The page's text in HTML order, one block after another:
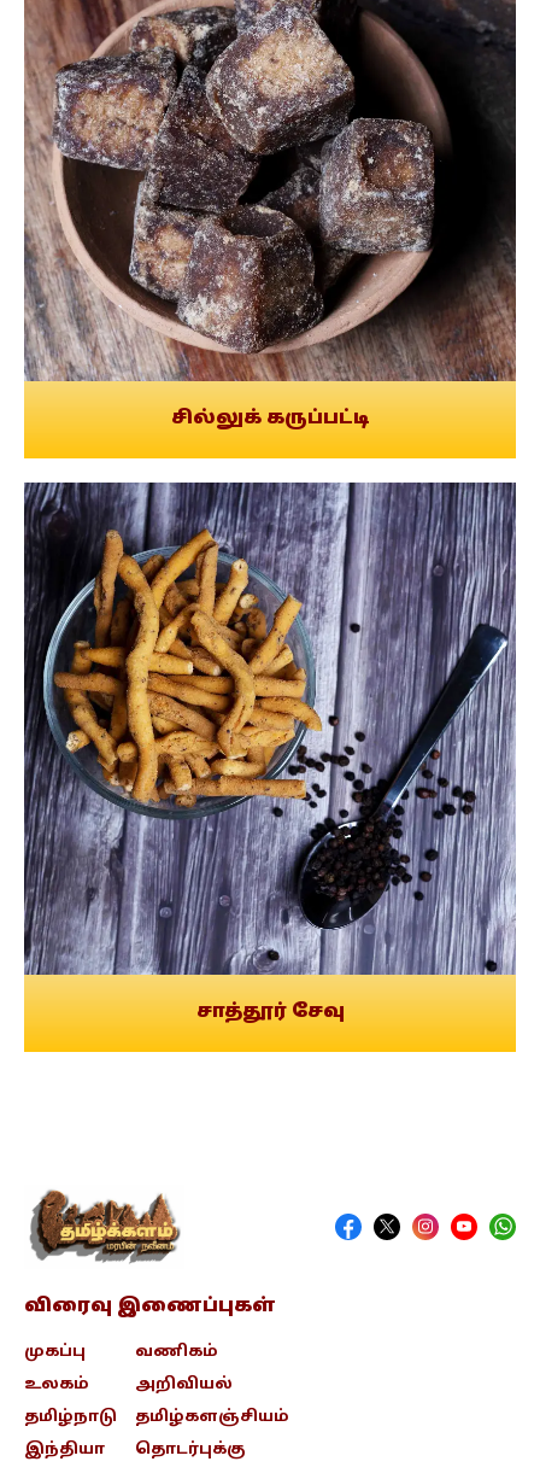
சில்லுக் கருப்பட்டி
சாத்தூர் சேவு
விரைவு இணைப்புகள்
முகப்பு
உலகம்
தமிழ்நாடு
இந்தியா
வணிகம்
அறிவியல்
தமிழ்களஞ்சியம்
தொடர்புக்கு